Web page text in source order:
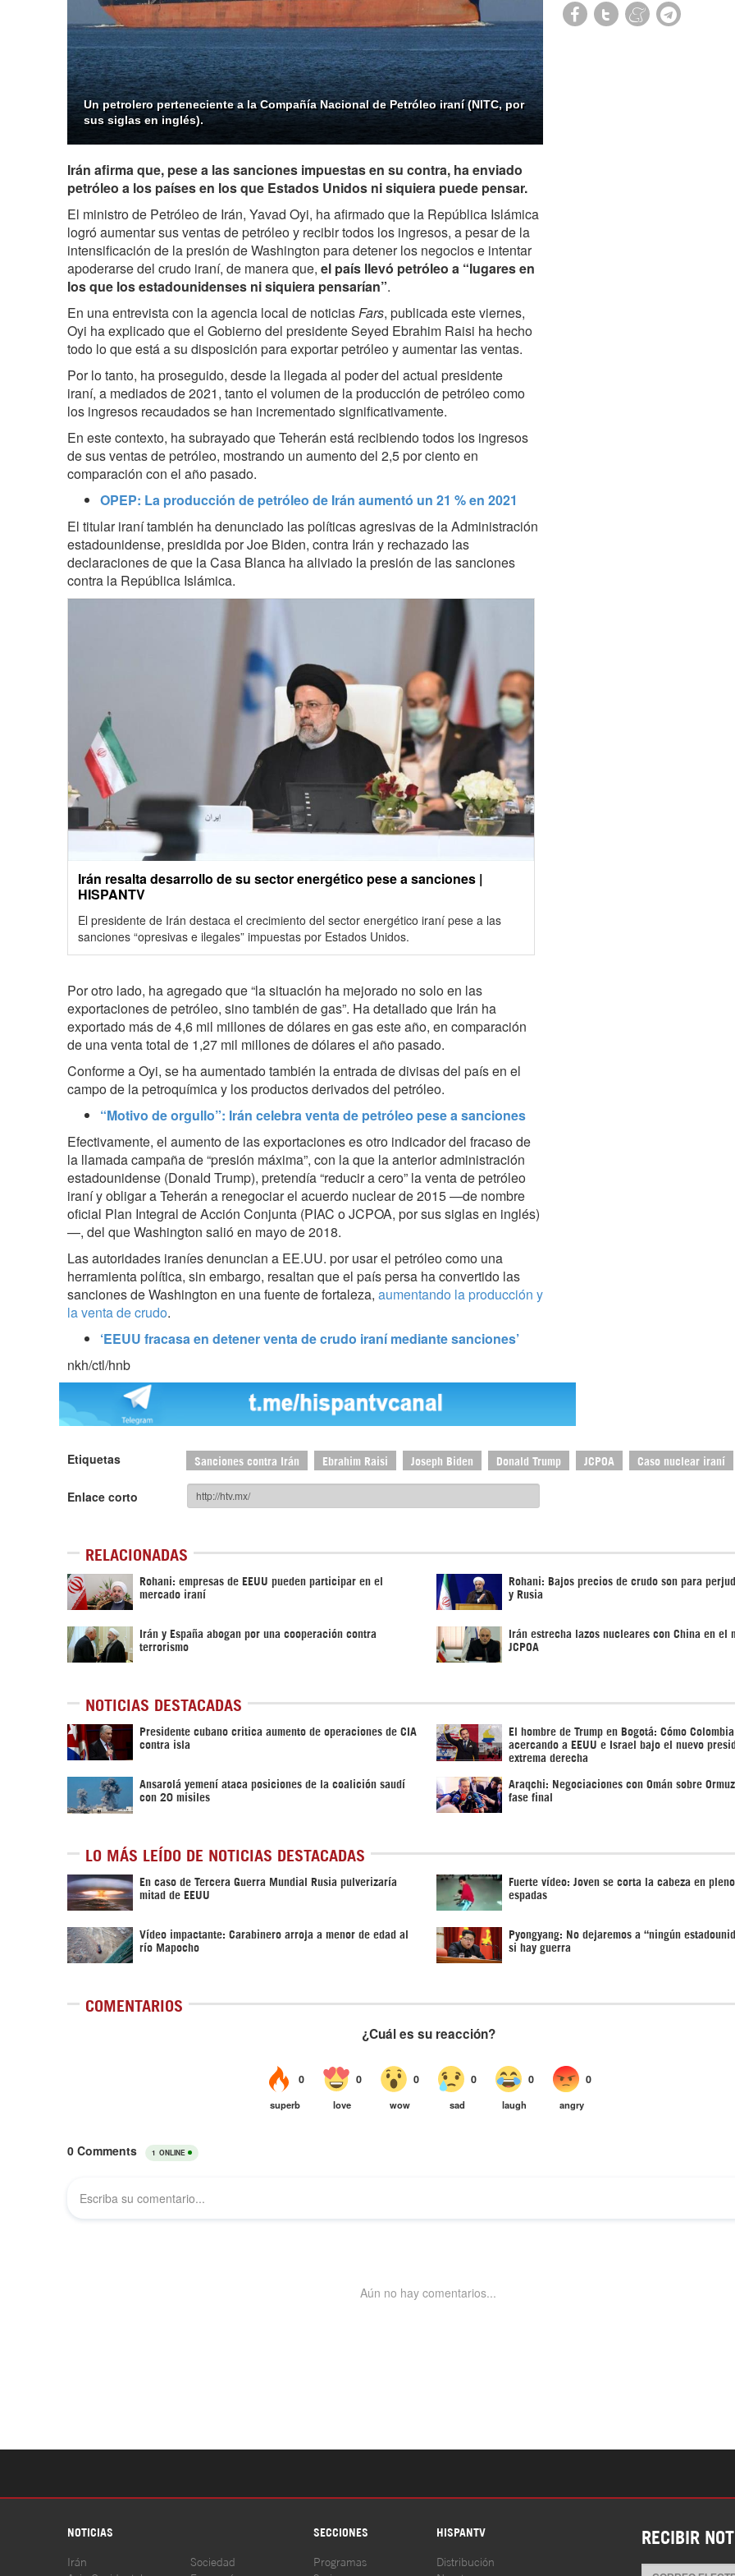
Un petrolero perteneciente a la Compañía Nacional de Petróleo iraní (NITC, por
sus siglas en inglés).
Irán afirma que, pese a las sanciones impuestas en su contra, ha enviado
petróleo a los países en los que Estados Unidos ni siquiera puede pensar.
El ministro de Petróleo de Irán, Yavad Oyi, ha afirmado que la República Islámica
logró aumentar sus ventas de petróleo y recibir todos los ingresos, a pesar de la
intensificación de la presión de Washington para detener los negocios e intentar
apoderarse del crudo iraní, de manera que, el país llevó petróleo a “lugares en
los que los estadounidenses ni siquiera pensarían”.
En una entrevista con la agencia local de noticiasFars, publicada este viernes,
Oyi ha explicado que el Gobierno del presidente Seyed Ebrahim Raisi ha hecho
todo lo que está a su disposición para exportar petróleo y aumentar las ventas.
Por lo tanto, ha proseguido, desde la llegada al poder del actual presidente
iraní, a mediados de 2021, tanto el volumen de la producción de petróleo como
los ingresos recaudados se han incrementado significativamente.
En este contexto, ha subrayado que Teherán está recibiendo todos los ingresos
de sus ventas de petróleo, mostrando un aumento del 2,5 por ciento en
comparación con el año pasado.
OPEP: La producción de petróleo de Irán aumentó un 21 % en 2021
El titular iraní también ha denunciado las políticas agresivas de la Administración
estadounidense, presidida por Joe Biden, contra Irán y rechazado las
declaraciones de que la Casa Blanca ha aliviado la presión de las sanciones
contra la República Islámica.
Irán resalta desarrollo de su sector energético pese a sanciones |
HISPANTV
El presidente de Irán destaca el crecimiento del sector energético iraní pese a las
sanciones “opresivas e ilegales” impuestas por Estados Unidos.
Por otro lado, ha agregado que “la situación ha mejorado no solo en las
exportaciones de petróleo, sino también de gas”. Ha detallado que Irán ha
exportado más de 4,6 mil millones de dólares en gas este año, en comparación
de una venta total de 1,27 mil millones de dólares el año pasado.
Conforme a Oyi, se ha aumentado también la entrada de divisas del país en el
campo de la petroquímica y los productos derivados del petróleo.
“Motivo de orgullo”: Irán celebra venta de petróleo pese a sanciones
Efectivamente, el aumento de las exportaciones es otro indicador del fracaso de
la llamada campaña de “presión máxima”, con la que la anterior administración
estadounidense (Donald Trump), pretendía “reducir a cero” la venta de petróleo
iraní y obligar a Teherán a renegociar el acuerdo nuclear de 2015 —de nombre
oficial Plan Integral de Acción Conjunta (PIAC o JCPOA, por sus siglas en inglés)
—, del que Washington salió en mayo de 2018.
Las autoridades iraníes denuncian a EE.UU. por usar el petróleo como una
herramienta política, sin embargo, resaltan que el país persa ha convertido las
sanciones de Washington en una fuente de fortaleza, aumentando la producción y
la venta de crudo.
‘EEUU fracasa en detener venta de crudo iraní mediante sanciones’
nkh/ctl/hnb
Etiquetas Sanciones contra Irán Ebrahim Raisi Joseph Biden Donald Trump JCPOA Caso nuclear iraní
Enlace corto
RELACIONADAS
Rohani: empresas de EEUU pueden participar en el
mercado iraní
Rohani: Bajos precios de crudo son para
y Rusia
Irán y España abogan por una cooperación contra
terrorismo
Irán estrecha lazos nucleares con China en el
JCPOA
NOTICIAS DESTACADAS
Presidente cubano critica aumento de operaciones de CIA
contra isla
El hombre de Trump en Bogotá: Cómo
acercando a EEUU e Israel bajo el nuevo
extrema derecha
Ansarolá yemení ataca posiciones de la coalición saudí
con 20 misiles
Araqchi: Negociaciones con Omán sobre
fase final
LO MÁS LEÍDO DE NOTICIAS DESTACADAS
En caso de Tercera Guerra Mundial Rusia pulverizaría
mitad de EEUU
Fuerte vídeo: Joven se corta la cabeza en
espadas
Vídeo impactante: Carabinero arroja a menor de edad al
río Mapocho
Pyongyang: No dejaremos a “ningún
si hay guerra
COMENTARIOS
NOTICIAS SECCIONES HISPANTV
Irán Sociedad Programas Distribución
RECIBIR